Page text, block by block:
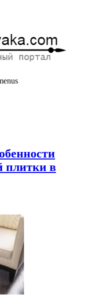
плитки в